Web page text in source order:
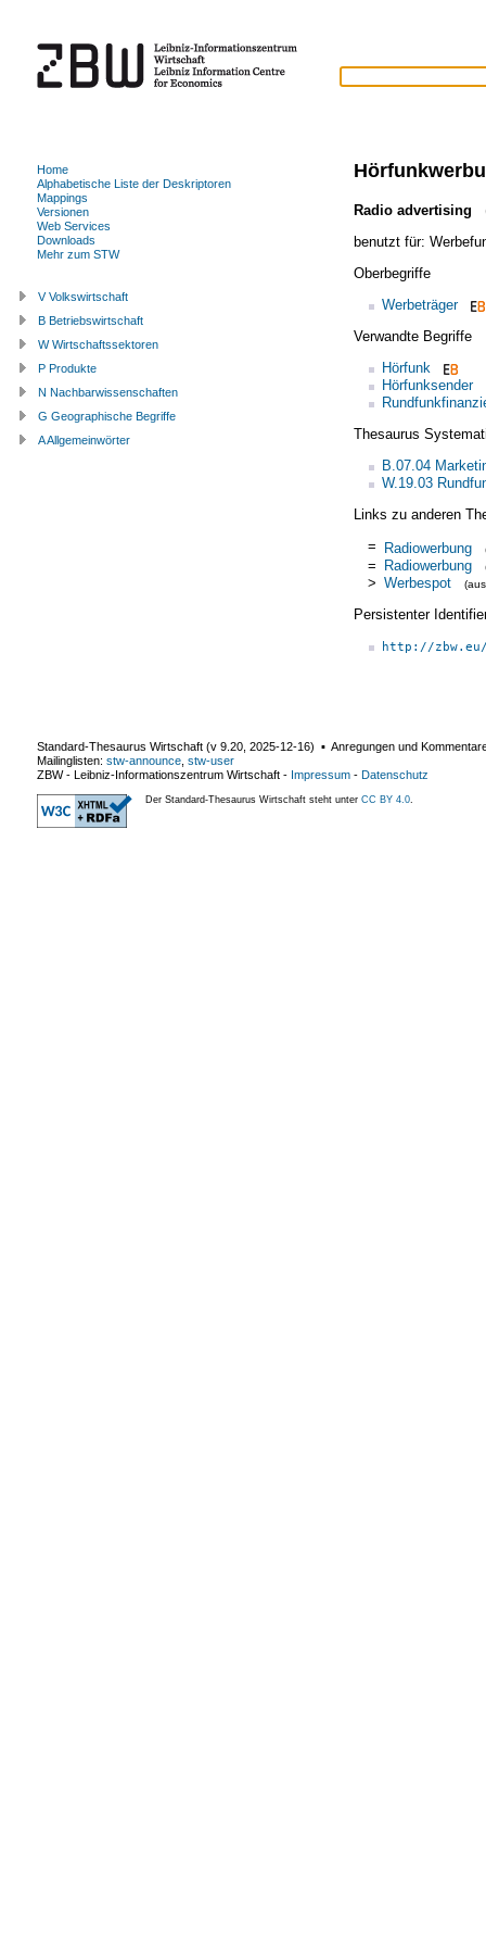
Radio advertising
benutzt für:
Oberbegriffe
Werbeträger
Verwandte Begriffe
Hörfunk
Hörfunksender
Thesaurus
B.07.04
W.19.03
Links zu anderen
= Radiowerbung
= Radiowerbung
> Werbespot
Persistenter
http://
Home
Alphabetische Liste der Deskriptoren
Mappings
Versionen
Web Services
Downloads
Mehr zum STW
V Volkswirtschaft
B Betriebswirtschaft
W Wirtschaftssektoren
P Produkte
N Nachbarwissenschaften
G Geographische Begriffe
A Allgemeinwörter
Standard-Thesaurus Wirtschaft (v 9.20 2025-12-16) ▪ Anregungen und
Mailinglisten: stw-announce stw-user
ZBW - Leibniz-Informationszentrum Wirtschaft - Impressum - Datenschutz
Der Standard-Thesaurus Wirtschaft steht unter CC BY 4.0